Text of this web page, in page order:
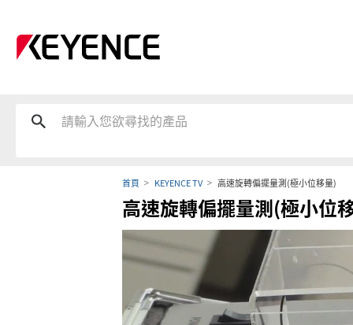
首頁 KEYENCE TV 高速旋轉偏擺量測(極小位移量)
高速旋轉偏擺量測(極小位